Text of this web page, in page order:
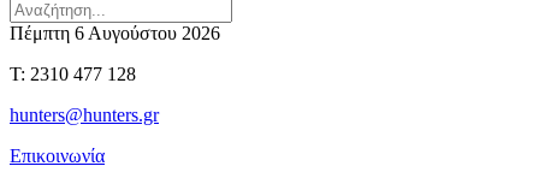
Πέμπτη 6 Αυγούστου 2026
T: 2310 477 128
hunters@hunters.gr
Επικοινωνία